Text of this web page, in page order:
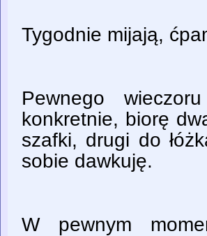
Tygodnie mijają,
Pewnego
konkretnie, biorę
szafki, drugi do
sobie dawkuję.
W pewnym